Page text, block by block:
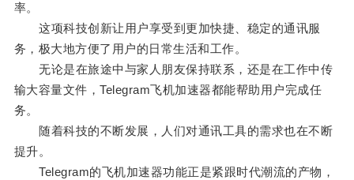
率。
这项科技创新让用户享受到更加快捷、稳定的通讯服
务，极大地方便了用户的日常生活和工作。
无论是在旅途中与家人朋友保持联系，还是在工作中传
输大容量文件，Telegram飞机加速器都能帮助用户完成任
务。
随着科技的不断发展，人们对通讯工具的需求也在不断
提升。
Telegram的飞机加速器功能正是紧跟时代潮流的产物，